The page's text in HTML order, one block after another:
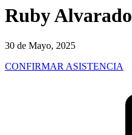
Ruby Alvarado
30 de Mayo, 2025
CONFIRMAR ASISTENCIA